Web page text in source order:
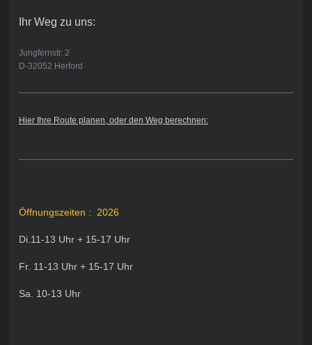
Ihr Weg zu uns:
Jungfernstr. 2
D-32052 Herford
Hier Ihre Route planen, oder den Weg berechnen:
Öffnungszeiten : 2026
Di.11-13 Uhr + 15-17 Uhr
Fr. 11-13 Uhr + 15-17 Uhr
Sa. 10-13 Uhr